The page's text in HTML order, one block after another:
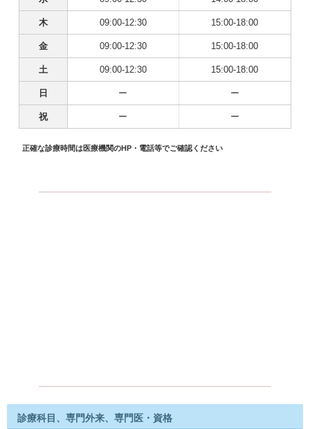
木 09:00-12:30 15:00-18:00
金 09:00-12:30 15:00-18:00
土 09:00-12:30 15:00-18:00
日 ー ー
祝 ー ー
正確な診療時間は医療機関のHP・電話等でご確認ください
診療科目、専門外来、専門医・資格